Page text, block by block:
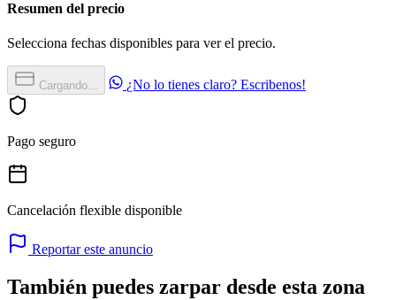
Resumen del precio
Selecciona fechas disponibles para ver el precio.
Cargando... ¿No lo tienes claro? Escribenos!
Pago seguro
Cancelación flexible disponible
Reportar este anuncio
También puedes zarpar desde esta zona